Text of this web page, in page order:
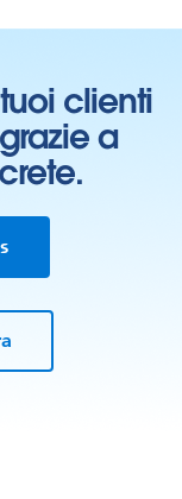
clienti
a